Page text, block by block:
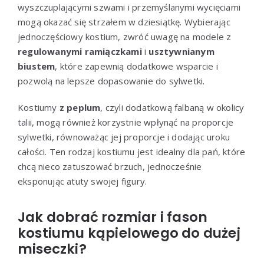
wyszczuplającymi szwami i przemyślanymi wycięciami
mogą okazać się strzałem w dziesiątkę. Wybierając
jednoczęściowy kostium, zwróć uwagę na modele z
regulowanymi ramiączkamii usztywnianym
biustem, które zapewnią dodatkowe wsparcie i
pozwolą na lepsze dopasowanie do sylwetki.
Kostiumy z peplum, czyli dodatkową falbaną w okolicy
talii, mogą również korzystnie wpłynąć na proporcje
sylwetki, równoważąc jej proporcje i dodając uroku
całości. Ten rodzaj kostiumu jest idealny dla pań, które
chcą nieco zatuszować brzuch, jednocześnie
eksponując atuty swojej figury.
Jak dobrać rozmiar i fason
kostiumu kąpielowego do dużej
miseczki?